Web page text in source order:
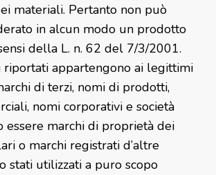
materiali. Pertanto non può
in alcun modo un prodotto
della L. n. 62 del 7/3/2001.
riportati appartengono ai legittimi
di terzi, nomi di prodotti,
nomi corporativi e società
essere marchi di proprietà dei
o marchi registrati d’altre
stati utilizzati a puro scopo